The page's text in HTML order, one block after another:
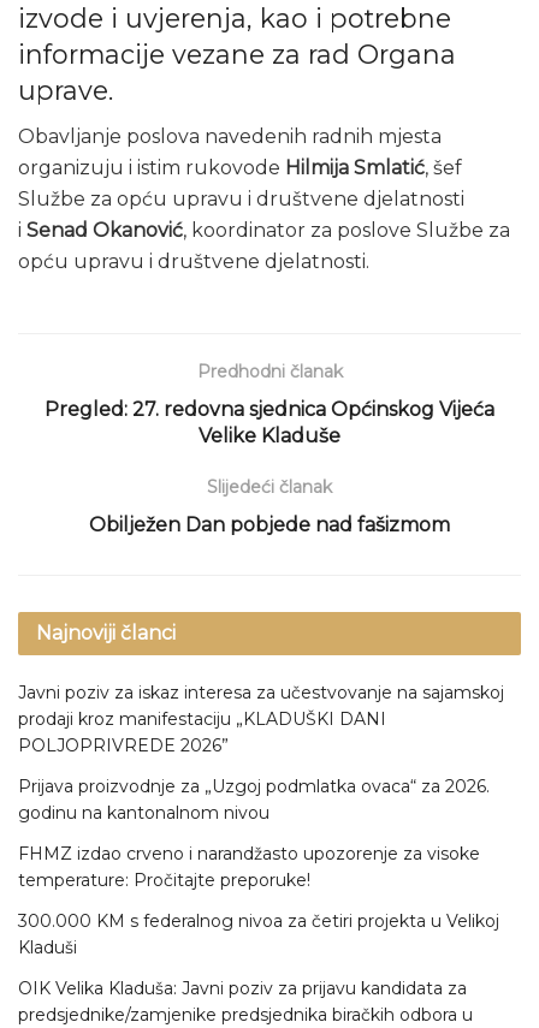
izvode i uvjerenja, kao i potrebne
informacije vezane za rad Organa
uprave.
Obavljanje poslova navedenih radnih mjesta
organizuju i istim rukovode Hilmija Smlatić, šef
Službe za opću upravu i društvene djelatnosti
i Senad Okanović, koordinator za poslove Službe za
opću upravu i društvene djelatnosti.
Predhodni članak
Pregled: 27. redovna sjednica Općinskog Vijeća
Velike Kladuše
Slijedeći članak
Obilježen Dan pobjede nad fašizmom
Najnoviji članci
Javni poziv za iskaz interesa za učestvovanje na sajamskoj
prodaji kroz manifestaciju „KLADUŠKI DANI
POLJOPRIVREDE 2026”
Prijava proizvodnje za „Uzgoj podmlatka ovaca“ za 2026.
godinu na kantonalnom nivou
FHMZ izdao crveno i narandžasto upozorenje za visoke
temperature: Pročitajte preporuke!
300.000 KM s federalnog nivoa za četiri projekta u Velikoj
Kladuši
OIK Velika Kladuša: Javni poziv za prijavu kandidata za
predsjednike/zamjenike predsjednika biračkih odbora u